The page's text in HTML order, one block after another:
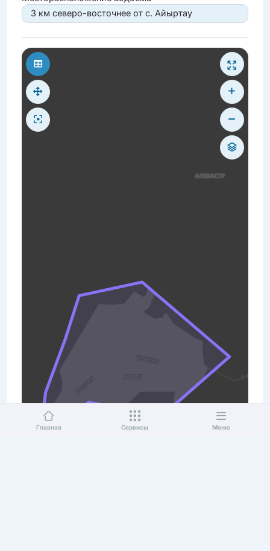
Главная Сервисы Меню
3 км северо-восточнее от с. Айыртау